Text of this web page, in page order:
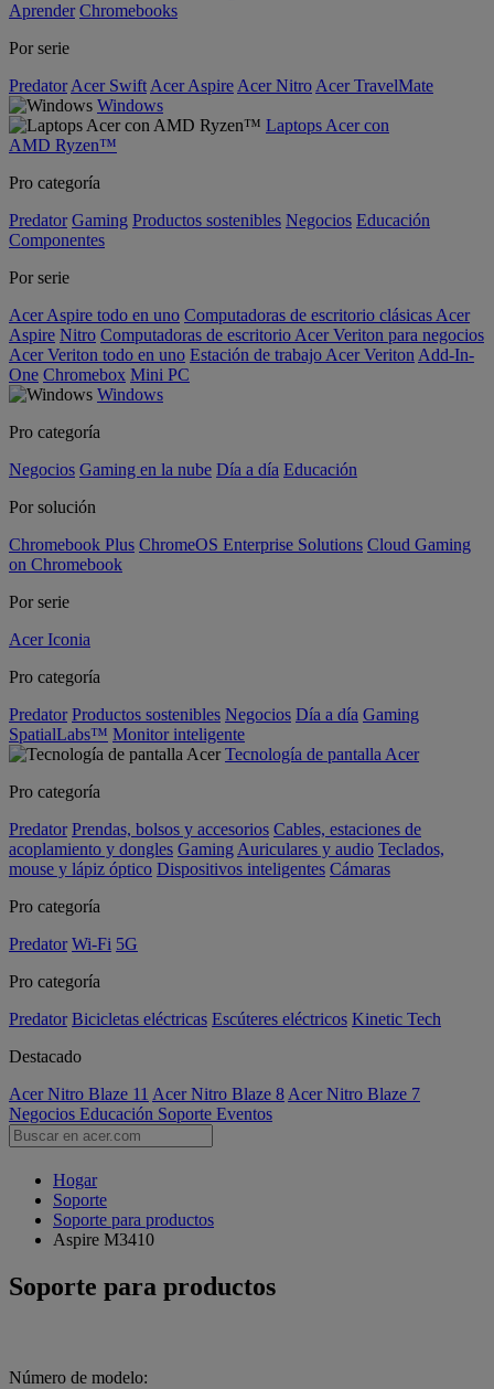
Aprender Chromebooks
Por serie
Predator Acer Swift Acer Aspire Acer Nitro Acer TravelMate
Windows
Laptops Acer con
AMD Ryzen™
Pro categoría
Predator Gaming Productos sostenibles Negocios Educación
Componentes
Por serie
Acer Aspire todo en uno Computadoras de escritorio clásicas Acer
Aspire Nitro Computadoras de escritorio Acer Veriton para negocios
Acer Veriton todo en uno Estación de trabajo Acer Veriton Add-In-
One Chromebox Mini PC
Windows
Pro categoría
Negocios Gaming en la nube Día a día Educación
Por solución
Chromebook Plus ChromeOS Enterprise Solutions Cloud Gaming
on Chromebook
Por serie
Acer Iconia
Pro categoría
Predator Productos sostenibles Negocios Día a día Gaming
SpatialLabs™ Monitor inteligente
Tecnología de pantalla Acer
Pro categoría
Predator Prendas, bolsos y accesorios Cables, estaciones de
acoplamiento y dongles Gaming Auriculares y audio Teclados,
mouse y lápiz óptico Dispositivos inteligentes Cámaras
Pro categoría
Predator Wi-Fi 5G
Pro categoría
Predator Bicicletas eléctricas Escúteres eléctricos Kinetic Tech
Destacado
Acer Nitro Blaze 11 Acer Nitro Blaze 8 Acer Nitro Blaze 7
Negocios Educación Soporte Eventos
Hogar
Soporte
Soporte para productos
Aspire M3410
Soporte para productos
Número de modelo: